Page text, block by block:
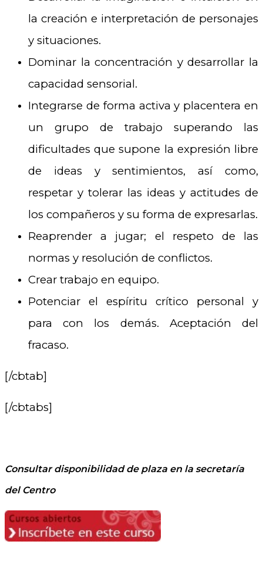
la creación e interpretación de personajes
y situaciones.
Dominar la concentración y desarrollar la
capacidad sensorial.
Integrarse de forma activa y placentera en
un grupo de trabajo superando las
dificultades que supone la expresión libre
de ideas y sentimientos, así como,
respetar y tolerar las ideas y actitudes de
los compañeros y su forma de expresarlas.
Reaprender a jugar; el respeto de las
normas y resolución de conflictos.
Crear trabajo en equipo.
Potenciar el espíritu crítico personal y
para con los demás. Aceptación del
fracaso.
[/cbtab]
[/cbtabs]
Consultar disponibilidad de plaza en la secretaría
del Centro